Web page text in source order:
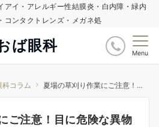
アイ・アレルギー性結膜炎・白内障・緑内
コンタクトレンズ・メガネ処
ば眼科 Menu
科コラム 夏場の草刈り作業にご注意！目に危険な異物飛散と目の症状、対策方法を解説
ご注意！目に危険な異物